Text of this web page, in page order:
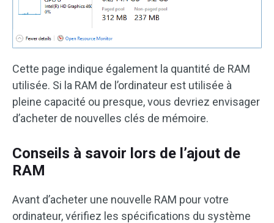
Cette page indique également la quantité de RAM
utilisée. Si la RAM de l’ordinateur est utilisée à
pleine capacité ou presque, vous devriez envisager
d’acheter de nouvelles clés de mémoire.
Conseils à savoir lors de l’ajout de
RAM
Avant d’acheter une nouvelle RAM pour votre
ordinateur, vérifiez les spécifications du système